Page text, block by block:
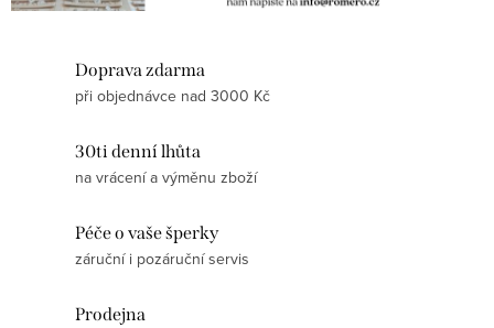
Doprava zdarma
při objednávce nad 3000 Kč
30ti denní lhůta
na vrácení a výměnu zboží
Péče o vaše šperky
záruční i pozáruční servis
Prodejna